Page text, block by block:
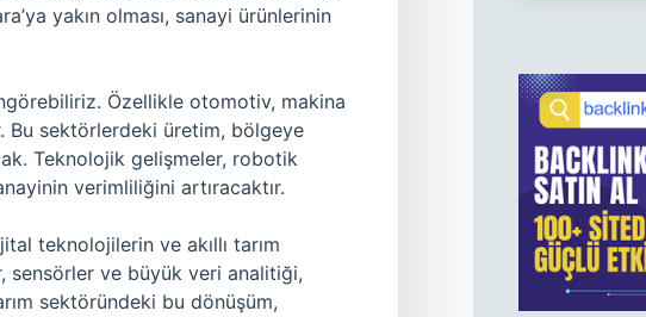
yakın olması, sanayi ürünlerinin
Özellikle otomotiv, makina
Bu sektörlerdeki üretim, bölgeye
Teknolojik gelişmeler, robotik
verimliliğini artıracaktır.
teknolojilerin ve akıllı tarım
sensörler ve büyük veri analitiği,
sektöründeki bu dönüşüm,